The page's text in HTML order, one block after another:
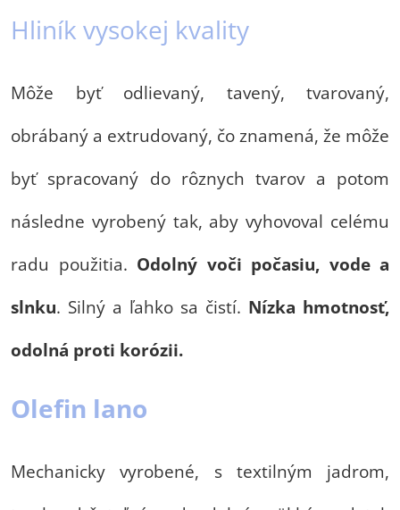
Hliník vysokej kvality
Môže byť odlievaný, tavený, tvarovaný,
obrábaný a extrudovaný, čo znamená, že môže
byť spracovaný do rôznych tvarov a potom
následne vyrobený tak, aby vyhovoval celému
radu použitia. Odolný voči počasiu, vode a
slnku. Silný a ľahko sa čistí. Nízka hmotnosť,
odolná proti korózii.
Olefin lano
Mechanicky vyrobené, s textilným jadrom,